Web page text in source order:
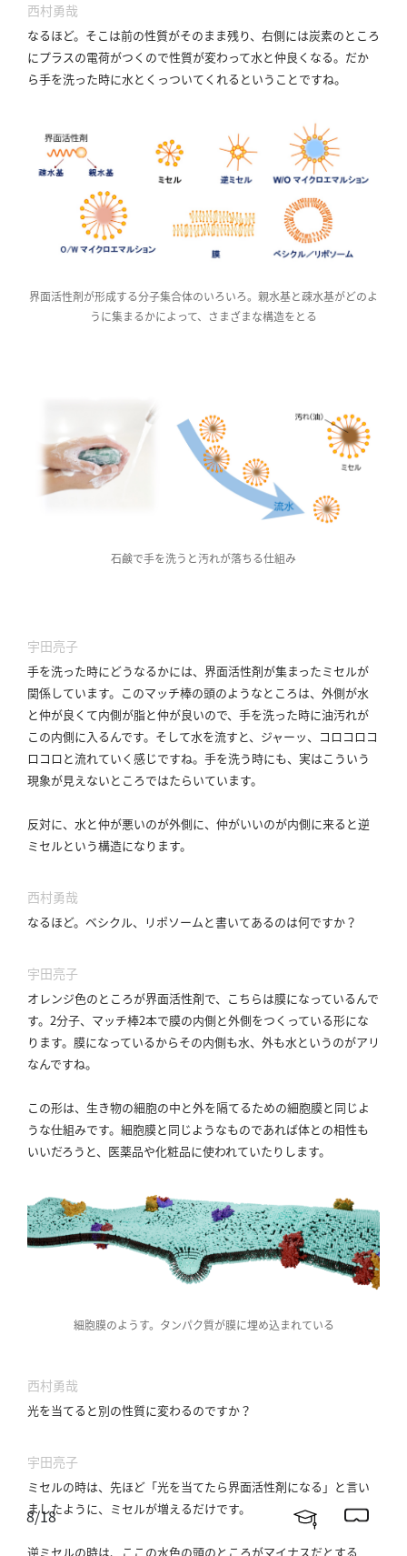
西村勇哉
なるほど。 そこは前の性質がそのまま残り、右側には炭素のところ
にプラスの電荷がつくので性質が変わって水と仲良くなる。 だか
ら手を洗った時に水とくっついてくれるということですね。
界面活性剤が形成する分子集合体のいろいろ。親水基と疎水基がどのよ
うに集まるかによって、さまざまな構造をとる
石鹸で手を洗うと汚れが落ちる仕組み
宇田亮子
手を洗った時にどうなるかには、界面活性剤が集まったミセルが
関係しています。 このマッチ棒の頭のようなところは、外側が水
と仲が良くて内側が脂と仲が良いので、手を洗った時に油汚れが
この内側に入るんです。 そして水を流すと、ジャーッ、コロコロコ
ロコロと流れていく感じですね。 手を洗う時にも、実はこういう
現象が見えないところではたらいています。
反対に、水と仲が悪いのが外側に、仲がいいのが内側に来ると逆
ミセルという構造になります。
西村勇哉
なるほど。 ベシクル、リポソームと書いてあるのは何ですか？
宇田亮子
オレンジ色のところが界面活性剤で、こちらは膜になっているんで
す。 2分子、マッチ棒2本で膜の内側と外側をつくっている形にな
ります。 膜になっているからその内側も水、外も水というのがアリ
なんですね。
この形は、生き物の細胞の中と外を隔てるための細胞膜と同じよ
うな仕組みです。 細胞膜と同じようなものであれば体との相性も
いいだろうと、医薬品や化粧品に使われていたりします。
細胞膜のようす。タンパク質が膜に埋め込まれている
西村勇哉
光を当てると別の性質に変わるのですか？
宇田亮子
ミセルの時は、先ほど「光を当てたら界面活性剤になる」と言い
ましたように、ミセルが増えるだけです。
逆ミセルの時は、ここの水色の頭のところがマイナスだとする
8/18